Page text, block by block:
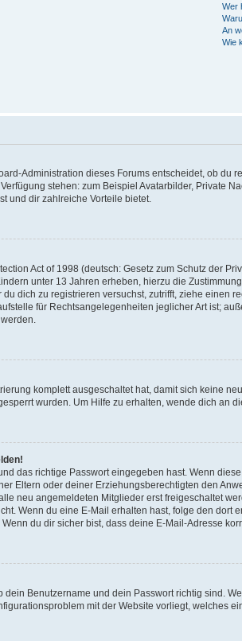
Wer
An
Wie
Administration dieses Forums entscheidet, ob du
stehen: zum Beispiel Avatarbilder, Private
und dir zahlreiche Vorteile bietet.
Act of 1998 (deutsch: Gesetz zum Schutz der
unter 13 Jahren erheben, hierzu die
dich zu registrieren versuchst, zutrifft, ziehe
für Rechtsangelegenheiten jeglicher Art ist;
komplett ausgeschaltet hat, damit sich keine
wurden. Um Hilfe zu erhalten, wende dich an
das richtige Passwort eingegeben hast. Wenn
Eltern oder deiner Erziehungsberechtigten den
neu angemeldeten Mitglieder erst freigeschaltet
Wenn du eine E-Mail erhalten hast, folge den
du dir sicher bist, dass deine E-Mail-Adresse
Benutzername und dein Passwort richtig sind.
mit der Website vorliegt, welches